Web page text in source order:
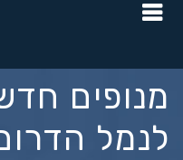
מנופים
לנמל